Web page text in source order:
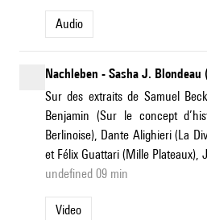
Audio
Nachleben - Sasha J. Blondeau
Sur des extraits de Samuel
Benjamin (Sur le concept
Berlinoise), Dante Alighieri (La
et Félix Guattari (Mille Plateaux),
undefined 09 min
Video